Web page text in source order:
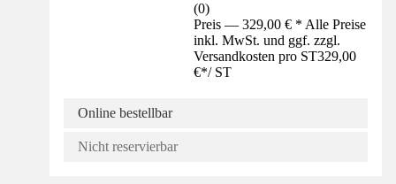
(0)
Preis — 329,00 € * Alle Preise
inkl. MwSt. und ggf. zzgl.
Versandkosten pro ST329,00
€*/ ST
Online bestellbar
Nicht reservierbar